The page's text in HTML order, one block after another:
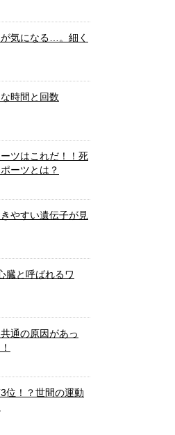
気になる…。細く
時間と回数
ツはこれだ！！死
ーツとは？
やすい遺伝子が見
臓と呼ばれるワ
通の原因があっ
位！？世間の運動